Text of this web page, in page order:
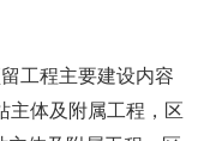
工程主要建设内容
主体及附属工程，区